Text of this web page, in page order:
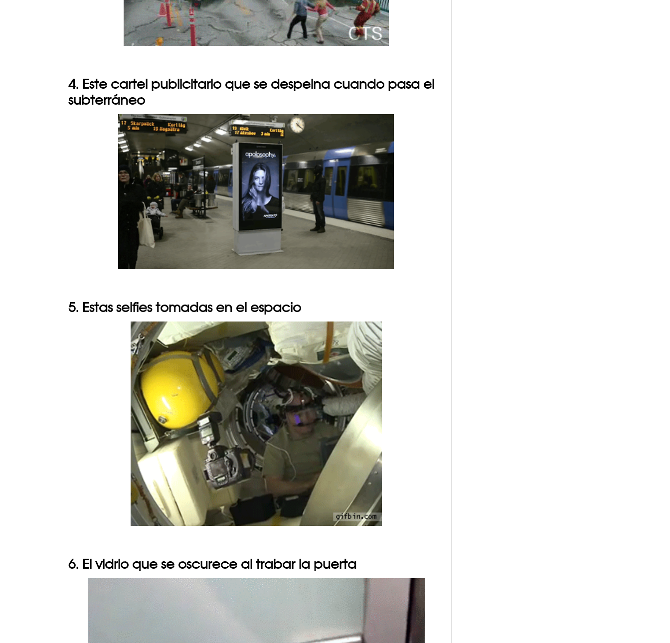
4. Este cartel publicitario que se despeina cuando pasa el
subterráneo
5. Estas selfies tomadas en el espacio
6. El vidrio que se oscurece al trabar la puerta